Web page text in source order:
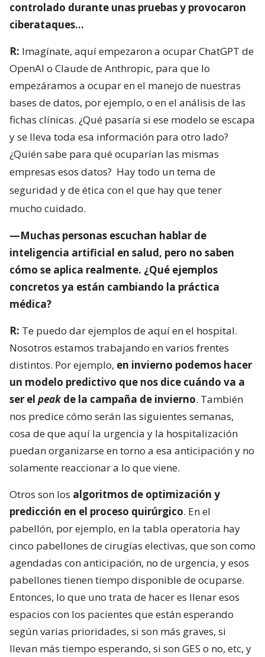
controlado durante unas pruebas y provocaron
ciberataques…
R: Imagínate, aquí empezaron a ocupar ChatGPT de
OpenAI o Claude de Anthropic, para que lo
empezáramos a ocupar en el manejo de nuestras
bases de datos, por ejemplo, o en el análisis de las
fichas clínicas. ¿Qué pasaría si ese modelo se escapa
y se lleva toda esa información para otro lado?
¿Quién sabe para qué ocuparían las mismas
empresas esos datos? Hay todo un tema de
seguridad y de ética con el que hay que tener
mucho cuidado.
—Muchas personas escuchan hablar de
inteligencia artificial en salud, pero no saben
cómo se aplica realmente. ¿Qué ejemplos
concretos ya están cambiando la práctica
médica?
R: Te puedo dar ejemplos de aquí en el hospital.
Nosotros estamos trabajando en varios frentes
distintos. Por ejemplo, en invierno podemos hacer
un modelo predictivo que nos dice cuándo va a
ser el peakde la campaña de invierno. También
nos predice cómo serán las siguientes semanas,
cosa de que aquí la urgencia y la hospitalización
puedan organizarse en torno a esa anticipación y no
solamente reaccionar a lo que viene.
Otros son los algoritmos de optimización y
predicción en el proceso quirúrgico. En el
pabellón, por ejemplo, en la tabla operatoria hay
cinco pabellones de cirugías electivas, que son como
agendadas con anticipación, no de urgencia, y esos
pabellones tienen tiempo disponible de ocuparse.
Entonces, lo que uno trata de hacer es llenar esos
espacios con los pacientes que están esperando
según varias prioridades, si son más graves, si
llevan más tiempo esperando, si son GES o no, etc, y